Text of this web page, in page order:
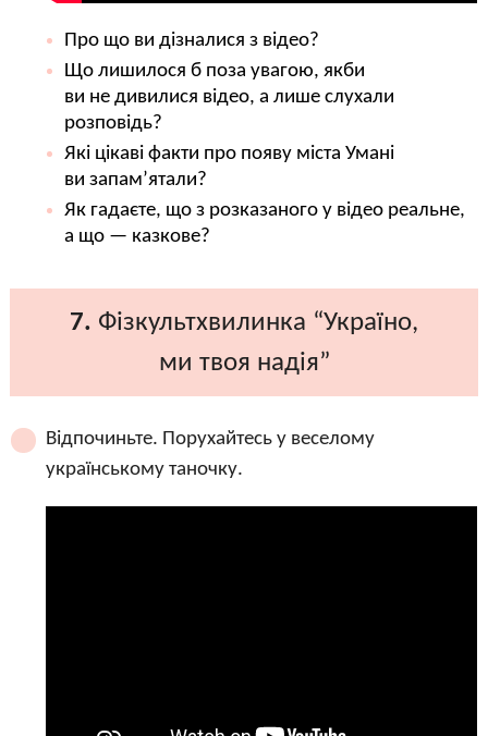
Про що ви дізналися з відео?
Що лишилося б поза увагою, якби
ви не дивилися відео, а лише слухали
розповідь?
Які цікаві факти про появу міста Умані
ви запам’ятали?
Як гадаєте, що з розказаного у відео реальне,
а що — казкове?
7. Фізкультхвилинка “Україно,
ми твоя надія”
Відпочиньте. Порухайтесь у веселому
українському таночку.